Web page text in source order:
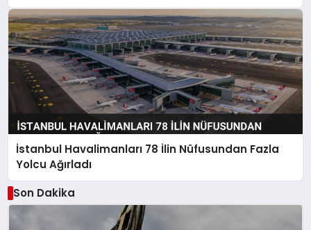
İstanbul Havalimanları 78 İlin Nüfusundan Fazla
Yolcu Ağırladı
Son Dakika